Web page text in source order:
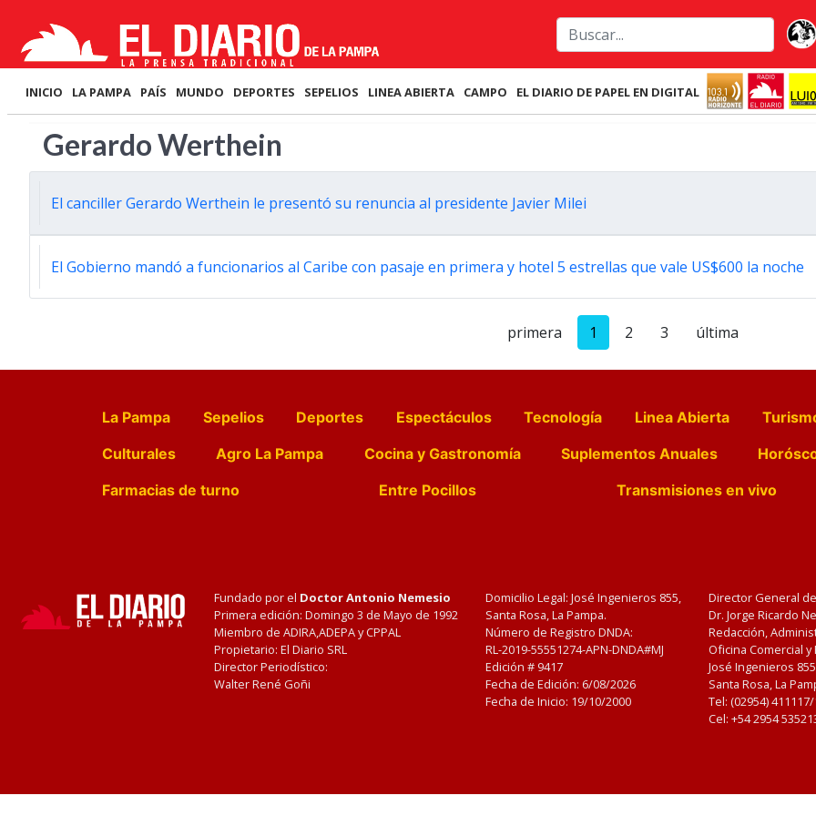
INICIO LA PAMPA PAÍS MUNDO DEPORTES SEPELIOS LINEA ABIERTA CAMPO EL DIARIO DE PAPEL EN DIGITAL
Gerardo Werthein
El canciller Gerardo Werthein le presentó su renuncia al presidente Javier Milei
El Gobierno mandó a funcionarios al Caribe con pasaje en primera y hotel 5 estrellas que vale US$600 la noche
primera 1 2 3 última
La Pampa Sepelios Deportes Espectáculos Tecnología Linea Abierta
Culturales
Agro La Pampa Cocina y Gastronomía Suplementos Anuales
Farmacias de turno
Entre Pocillos Transmisiones en vivo
Fundado por el Doctor Antonio Nemesio
Primera edición: Domingo 3 de Mayo de 1992
Miembro de ADIRA,ADEPA y CPPAL
Propietario: El Diario SRL
Director Periodístico:
Walter René Goñi
Domicilio Legal: José Ingenieros 855,
Santa Rosa, La Pampa.
Número de Registro DNDA:
RL-2019-55551274-APN-DNDA#MJ
Edición # 9417
Fecha de Edición: 6/08/2026
Fecha de Inicio: 19/10/2000
Director General
Dr. Jorge Ricardo
Redacción,
Oficina Comercial
José Ingenieros
Santa Rosa, La
Tel: (02954)
Cel: +54 2954